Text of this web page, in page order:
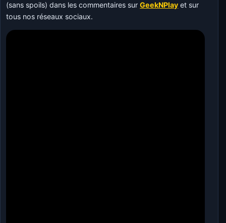
(sans spoils) dans les commentaires surGeekNPlay et sur
tous nos réseaux sociaux.